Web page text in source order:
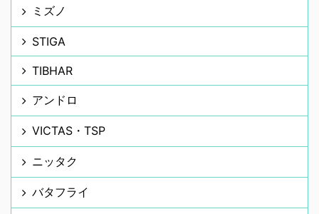
ミズノ
STIGA
TIBHAR
アンドロ
VICTAS・TSP
ニッタク
バタフライ